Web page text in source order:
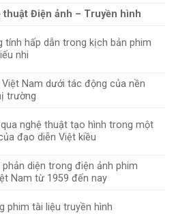
thuật Điện ảnh – Truyền hình
tính hấp dẫn trong kịch bản phim
nhi
Nam dưới tác động của nền
trường
qua nghệ thuật tạo hình trong một
đạo diễn Việt kiều
phản diện trong điện ảnh phim
Nam từ 1959 đến nay
phim tài liệu truyền hình